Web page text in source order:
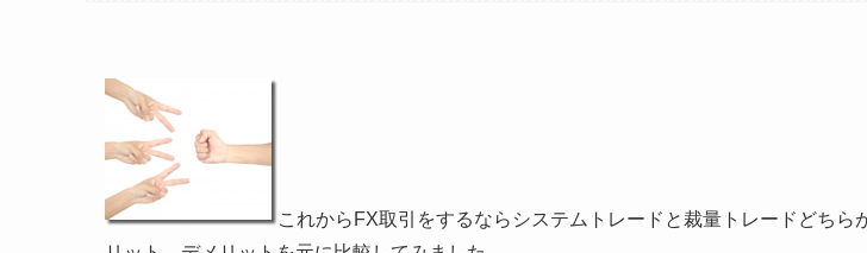
これからFX取引をするならシステムトレードと裁量トレードどちら